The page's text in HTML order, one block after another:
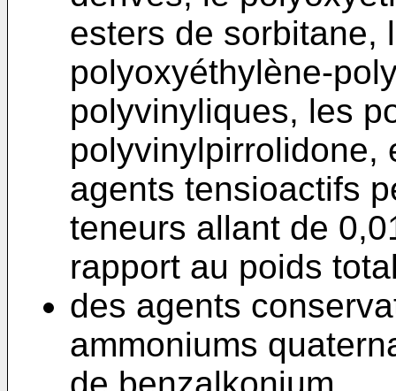
esters de sorbitane,
polyoxyéthylène-
polyvinyliques, les
polyvinylpirrolidone,
agents tensioactifs
teneurs allant de
rapport au poids
des agents
ammoniums